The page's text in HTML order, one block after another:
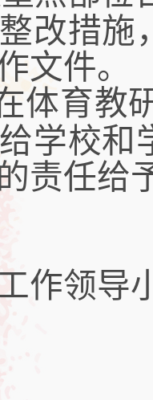
改措施
文件。
体育教
学校
责任给
作领导